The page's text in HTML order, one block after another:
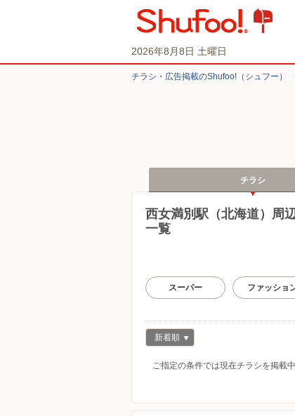
2026年8月8日 土曜日
チラシ・​広告掲載の​Shufoo!​（シュフー）
チラシ
西女満別駅（北海道）周
一覧
スーパー ファッショ
新着順
ご指定の条件では現在チラシを掲載